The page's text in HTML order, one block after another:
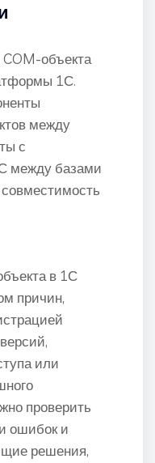
объекта
1С.
между
с
между базами
в 1С
причин,
или
проверить
ошибок и
решения,